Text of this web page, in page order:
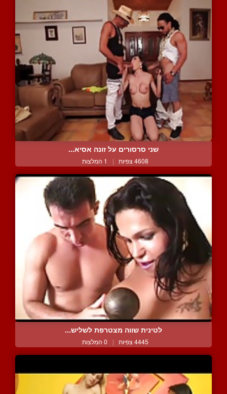
שני סרסורים על זונה אסיא...
4608 צפיות | 1 המלצות
לטינית שווה מצטרפת לשליש...
4445 צפיות | 0 המלצות